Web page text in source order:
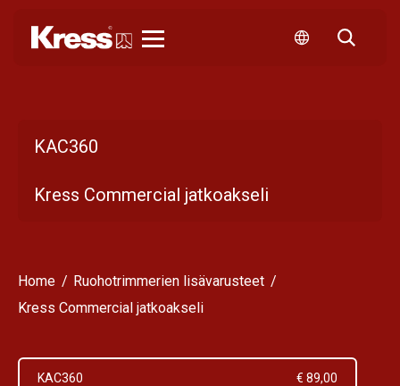
KAC360
Kress Commercial jatkoakseli
Home
Ruohotrimmerien lisävarusteet
Kress Commercial jatkoakseli
KAC360 € 89,00